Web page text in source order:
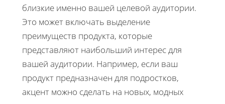
близкие именно вашей целевой аудитории.
Это может включать выделение
преимуществ продукта, которые
представляют наибольший интерес для
вашей аудитории. Например, если ваш
продукт предназначен для подростков,
акцент можно сделать на новых, модных